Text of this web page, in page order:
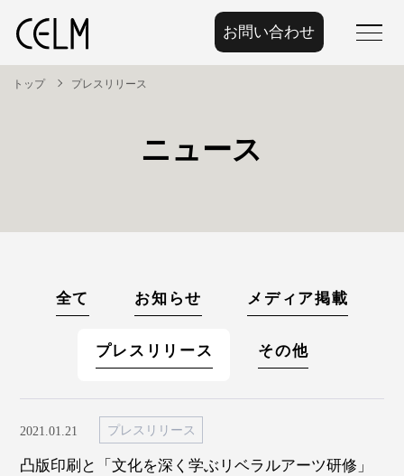
お問い合わせ
トップ プレスリリース
ニュース
全て お知らせ メディア掲載
プレスリリース その他
プレスリリース
2021.01.21
凸版印刷と「文化を深く学ぶリベラルアーツ研修」